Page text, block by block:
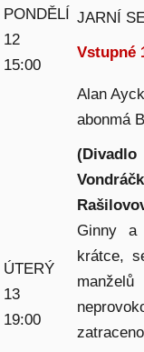
PONDĚLÍ
12
15:00
JARNÍ
Vstupné
ÚTERÝ
13
19:00
Alan
abonmá B
Ginny a
krátce,